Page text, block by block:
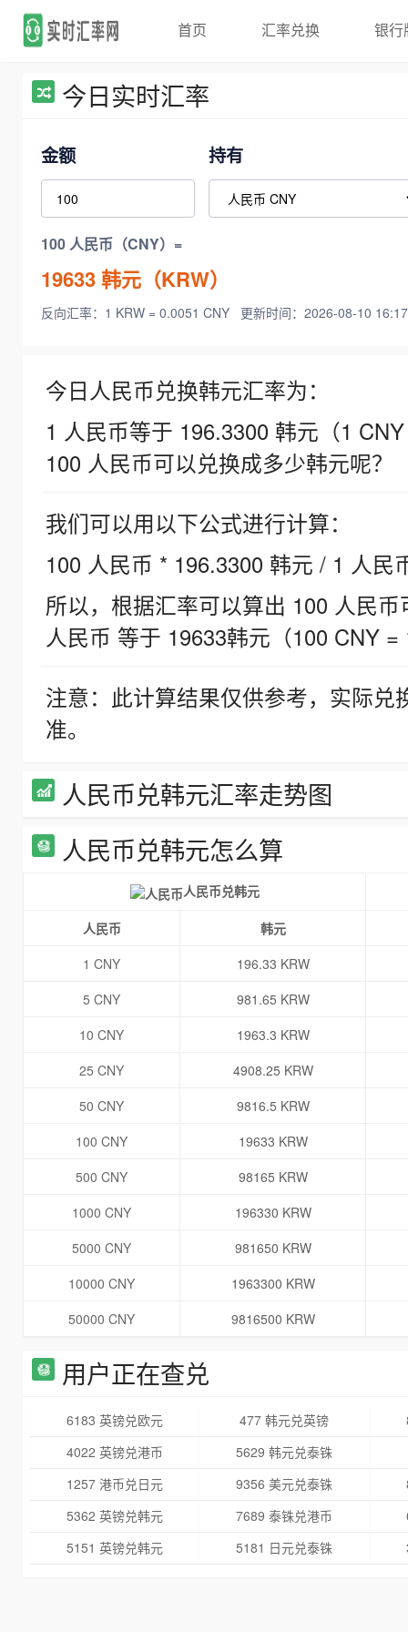
首页 汇率兑换 银行
今日实时汇率
金额 持有
100 人民币（CNY）=
19633韩元（KRW）
反向汇率：1 KRW = 0.0051 CNY 更新时间：2026-08-10
今日人民币兑换韩元汇率为：
1 人民币等于 196.3300 韩元（1
100 人民币可以兑换成多少韩元呢？
我们可以用以下公式进行计算：
100 人民币 * 196.3300 韩元 / 1 人民
所以，根据汇率可以算出 100 人民
人民币 等于 19633韩元（100 CNY =
注意：此计算结果仅供参考，实际
准。
人民币兑韩元汇率走势图
人民币兑韩元怎么算
人民币兑韩元
人民币
韩元
1 CNY
196.33 KRW
5 CNY
981.65 KRW
10 CNY
1963.3 KRW
25 CNY
4908.25 KRW
50 CNY
9816.5 KRW
100 CNY
19633 KRW
500 CNY
98165 KRW
1000 CNY
196330 KRW
5000 CNY
981650 KRW
10000 CNY
1963300 KRW
50000 CNY
9816500 KRW
用户正在查兑
6183 英镑兑欧元 477 韩元兑英镑
4022 英镑兑港币
5629 韩元兑泰铢
1257 港币兑日元
9356 美元兑泰铢
5362 英镑兑韩元
7689 泰铢兑港币
5151 英镑兑韩元
5181 日元兑泰铢